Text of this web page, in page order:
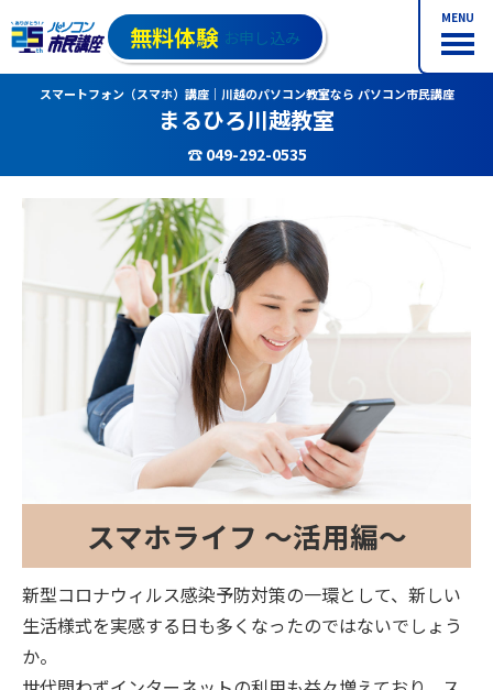
MENU
無料体験 お申し込み
スマートフォン（スマホ）講座｜川越のパソコン教室なら パソコン市民講座
まるひろ川越教室
☎ 049-292-0535
スマホライフ ～活用編～
新型コロナウィルス感染予防対策の一環として、新しい
生活様式を実感する日も多くなったのではないでしょう
か。